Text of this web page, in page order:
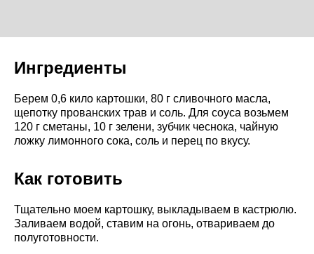
Ингредиенты
Берем 0,6 кило картошки, 80 г сливочного масла,
щепотку прованских трав и соль. Для соуса возьмем
120 г сметаны, 10 г зелени, зубчик чеснока, чайную
ложку лимонного сока, соль и перец по вкусу.
Как готовить
Тщательно моем картошку, выкладываем в кастрюлю.
Заливаем водой, ставим на огонь, отвариваем до
полуготовности.